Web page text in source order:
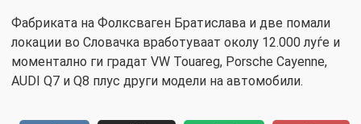
Фабриката на Фолксваген Братислава и две помали
локации во Словачка вработуваат околу 12.000 луѓе и
моментално ги градат VW Touareg, Porsche Cayenne,
AUDI Q7 и Q8 плус други модели на автомобили.